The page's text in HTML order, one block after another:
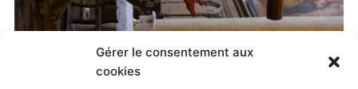
Gérer le consentement aux
cookies
14 mai 2014